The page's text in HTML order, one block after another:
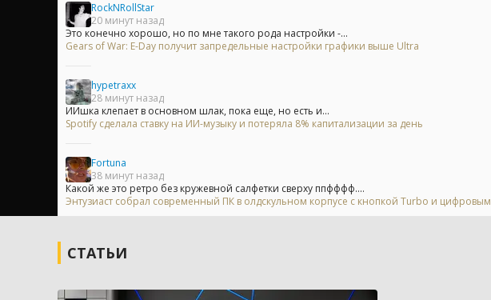
RockNRollStar
20 минут назад
Это конечно хорошо, но по мне такого рода настройки -...
Gears of War: E-Day получит запредельные настройки графики выше Ultra
hypetraxx
28 минут назад
ИИшка клепает в основном шлак, пока еще, но есть и...
Spotify сделала ставку на ИИ-музыку и потеряла 8% капитализации за день
Fortuna
38 минут назад
Какой же это ретро без кружевной салфетки сверху ппфффф....
Энтузиаст собрал современный ПК в олдскульном корпусе с кнопкой Turbo и
СТАТЬИ